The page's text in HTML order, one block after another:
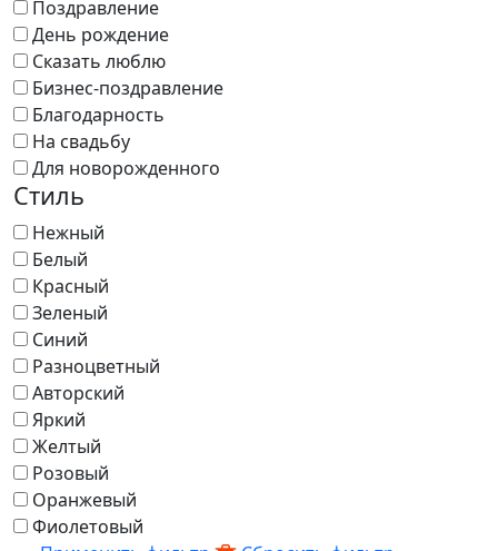
Поздравление
День рождение
Сказать люблю
Бизнес-поздравление
Благодарность
На свадьбу
Для новорожденного
Стиль
Нежный
Белый
Красный
Зеленый
Синий
Разноцветный
Авторский
Яркий
Желтый
Розовый
Оранжевый
Фиолетовый